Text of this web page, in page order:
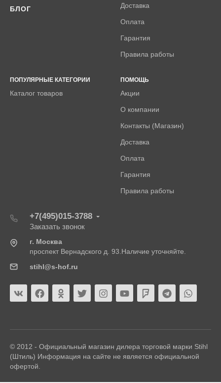
БЛОГ Доставка
Оплата
Гарантия
Правила работы
ПОПУЛЯРНЫЕ КАТЕГОРИИ
Каталог товаров
ПОМОЩЬ
Акции
О компании
Контакты (Магазин)
Доставка
Оплата
Гарантия
Правила работы
+7(495)015-3788
Заказать звонок
г. Москва
проспект Вернадского д. 93.Наличие уточняйте.
stihl@s-hof.ru
© 2012 - Официальный магазин дилера торговой марки Stihl
(Штиль) Информация на сайте не является официальной
офертой.